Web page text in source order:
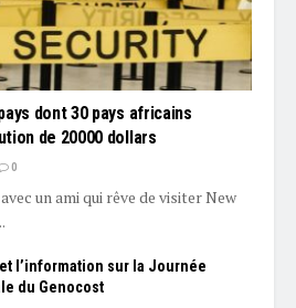
dont 30 pays africains
de 20000 dollars
0
un ami qui rêve de visiter New
et l’information sur la Journée
du Genocost